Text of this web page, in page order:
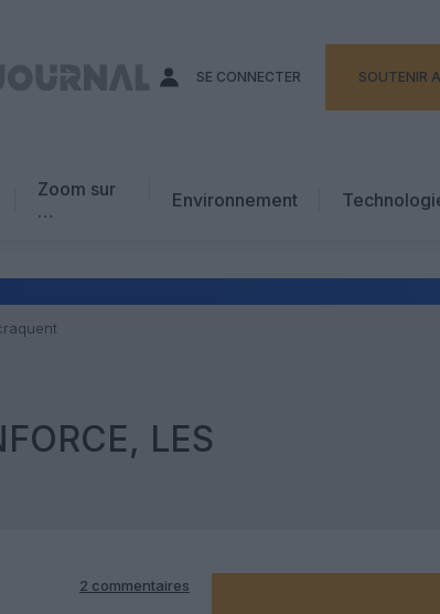
SE CONNECTER SOUTENIR
Zoom sur
…
Avis d’expert
Environnement
LES
2 commentaires